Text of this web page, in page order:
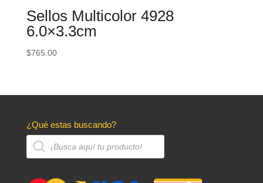
Sellos Multicolor 4928
6.0×3.3cm
$765.00
¿Qué estas buscando?
Búsqueda
de